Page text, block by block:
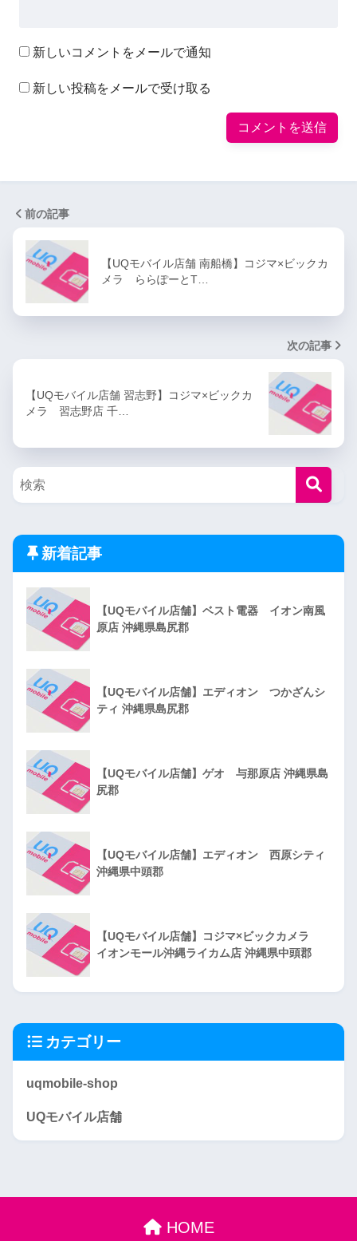
新しいコメントをメールで通知
新しい投稿をメールで受け取る
前の記事
【UQモバイル店舗 南船橋】コジマ×ビックカ
メラ ららぽーとT…
次の記事
【UQモバイル店舗 習志野】コジマ×ビックカ
メラ 習志野店 千…
新着記事
【UQモバイル店舗】ベスト電器 イオン南風
原店 沖縄県島尻郡
【UQモバイル店舗】エディオン つかざんシ
ティ 沖縄県島尻郡
【UQモバイル店舗】ゲオ 与那原店 沖縄県島
尻郡
【UQモバイル店舗】エディオン 西原シティ
沖縄県中頭郡
【UQモバイル店舗】コジマ×ビックカメラ
イオンモール沖縄ライカム店 沖縄県中頭郡
カテゴリー
uqmobile-shop
UQモバイル店舗
HOME